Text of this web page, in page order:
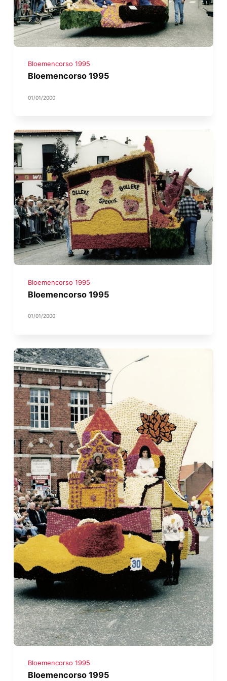
Bloemencorso 1995
Bloemencorso 1995
01/01/2000
Bloemencorso 1995
Bloemencorso 1995
01/01/2000
Bloemencorso 1995
Bloemencorso 1995